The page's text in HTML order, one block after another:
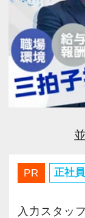
税理士科目一
日商簿記1級(2)
日商簿記3級(1)
経験者優遇(2)
(2)
駅から５分以内
勤務時間調整可
PR 正社員
入力スタッ